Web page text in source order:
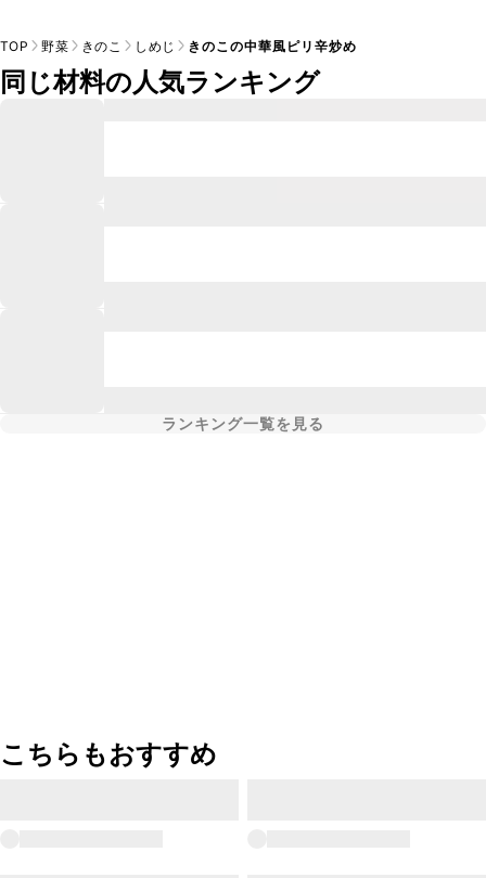
TOP 野菜 きのこ しめじ きのこの中華風ピリ辛炒め
同じ材料の人気ランキング
ランキング一覧を見る
こちらもおすすめ